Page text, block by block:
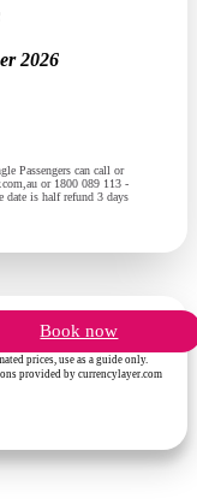
2026
Passengers can call or
or 1800 089 113 -
date is half refund 3 days
Book now
prices, use as a guide only.
provided by currencylayer.com